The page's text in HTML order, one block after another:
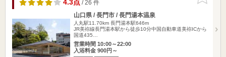
4.3点/ 26 件
山口県 / 長門市 / 長門湯本温泉
人丸駅11.70km 長門湯本駅646m
JR美祢線長門湯本駅から徒歩10分中国自動車道美祢ICから
国道435…
営業時間 10:00～22:00
入浴料金 900円～